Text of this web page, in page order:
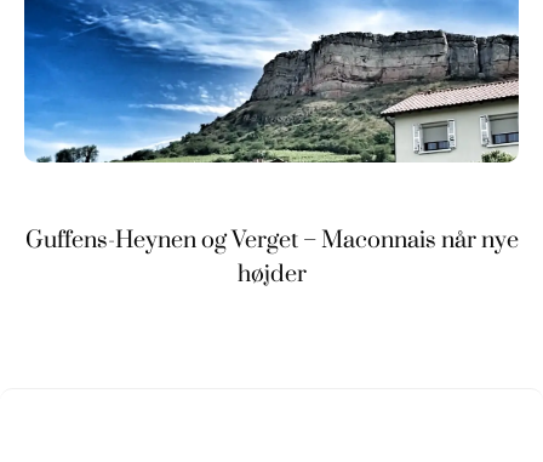
Guffens-Heynen og Verget – Maconnais når nye
højder